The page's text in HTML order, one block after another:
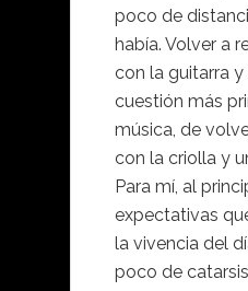
poco de
había. Volver a
con la guitarra y
cuestión más
música, de
con la criolla y
Para mí, al
expectativas
la vivencia del
poco de